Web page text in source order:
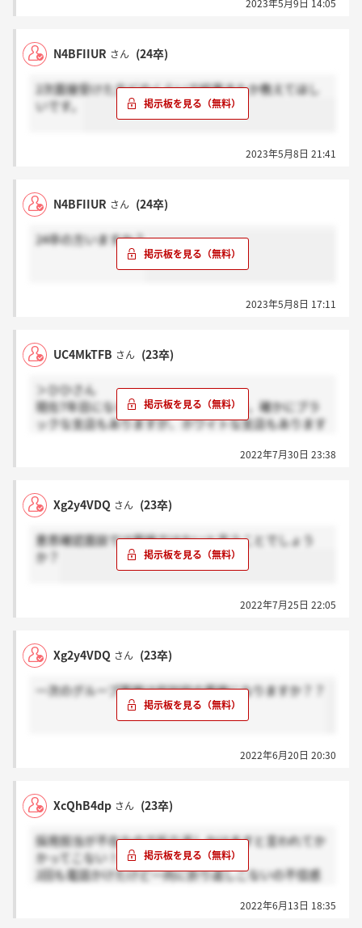
2023年5月9日 14:05
N4BFIIUR さん (24卒)
2次面接受けた方どのくらいで結果きたか教えてほし
いです。
2023年5月8日 21:41
N4BFIIUR さん (24卒)
24卒の方いますか？
2023年5月8日 17:11
UC4MkTFB さん (23卒)
＞ひひさん
現在7年目になるきらぼし銀行行員です。確かにブラ
ックな支店もありますが、ホワイトな支店もあります
2022年7月30日 23:38
Xg2y4VDQ さん (23卒)
意思確認面談では面接ではないと言うことでしょう
か？
2022年7月25日 22:05
Xg2y4VDQ さん (23卒)
一次のグループ面接は何対何の面接になりますか？？
2022年6月20日 20:30
XcQhB4dp さん (23卒)
採用担当が不在なので折り返しかけますと言われてか
かってこない！
2回も電話かけたけど一向に折り返しこないの不信感
2022年6月13日 18:35